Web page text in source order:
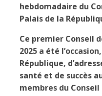
hebdomadaire du
Palais de la
Ce premier Conseil
2025 a été
République,
santé et de succès
membres du